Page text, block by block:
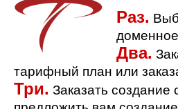
Раз.
Два.
тарифный план или
Три. Заказать